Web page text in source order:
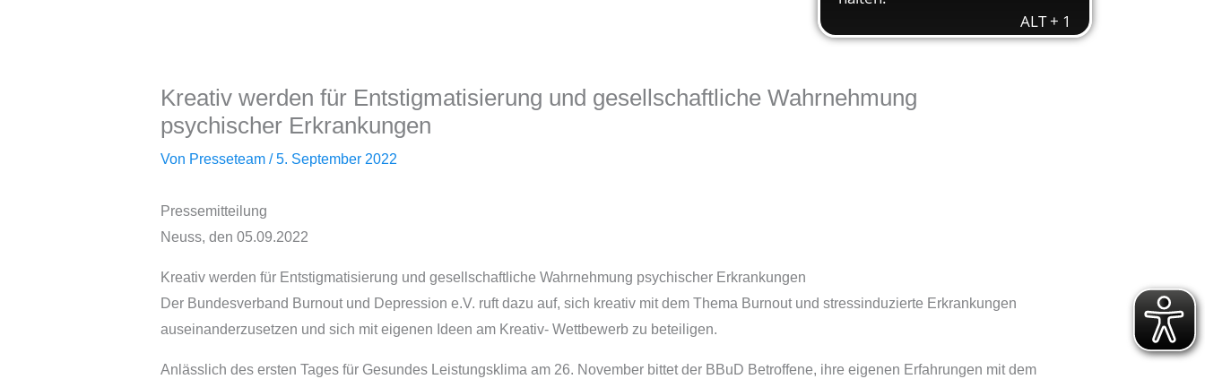
Kreativ werden für Entstigmatisierung und gesellschaftliche Wahrnehmung
psychischer Erkrankungen
Von Presseteam /5. September 2022
Pressemitteilung
Neuss, den 05.09.2022
Kreativ werden für Entstigmatisierung und gesellschaftliche Wahrnehmung psychischer Erkrankungen
Der Bundesverband Burnout und Depression e.V. ruft dazu auf, sich kreativ mit dem Thema Burnout und stressinduzierte Erkrankungen
auseinanderzusetzen und sich mit eigenen Ideen am Kreativ- Wettbewerb zu beteiligen.
Anlässlich des ersten Tages für Gesundes Leistungsklima am 26. November bittet der BBuD Betroffene, ihre eigenen Erfahrungen mit dem